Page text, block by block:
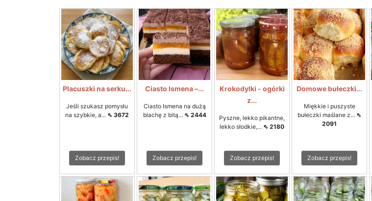
Placuszki na serku...
Jeśli szukasz pomysłu
na szybkie, a... ⇖ 3672
Zobacz przepis!
Ciasto Ismena –...
Ciasto Ismena na dużą
blachę z bitą... ⇖ 2444
Zobacz przepis!
Krokodylki - ogórki
z...
Pyszne, lekko pikantne,
lekko słodkie,... ⇖ 2180
Zobacz przepis!
Domowe bułeczki...
Miękkie i puszyste
bułeczki maślane z... ⇖
2091
Zobacz przepis!